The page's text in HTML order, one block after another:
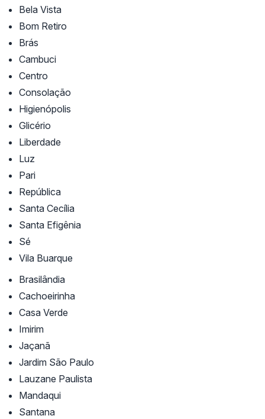
Bela Vista
Bom Retiro
Brás
Cambuci
Centro
Consolação
Higienópolis
Glicério
Liberdade
Luz
Pari
República
Santa Cecília
Santa Efigênia
Sé
Vila Buarque
Brasilândia
Cachoeirinha
Casa Verde
Imirim
Jaçanã
Jardim São Paulo
Lauzane Paulista
Mandaqui
Santana